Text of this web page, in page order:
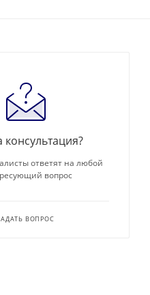
ответят на любой
вопрос
ВОПРОС